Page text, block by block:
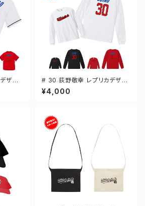
ザイ
スボ
5982
# 30 荻野敬幸 レプリカデザイ
ン 3カラー 選手還元 長袖Tシャ
ツ S-XXLサイズ 501101
¥4,000